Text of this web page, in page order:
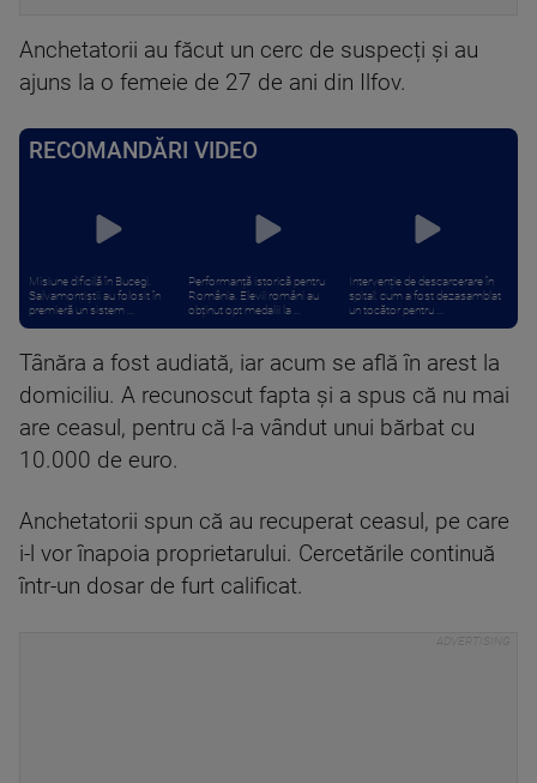
Anchetatorii au făcut un cerc de suspecți și au
ajuns la o femeie de 27 de ani din Ilfov.
RECOMANDĂRI VIDEO
Misiune dificilă în Bucegi.
Salvamontiștii au folosit în
premieră un sistem ...
Performanță istorică pentru
România. Elevii români au
obținut opt medalii la ...
Intervenție de descarcerare în
spital: cum a fost dezasamblat
un tocător pentru ...
Tânăra a fost audiată, iar acum se află în arest la
domiciliu. A recunoscut fapta și a spus că nu mai
are ceasul, pentru că l-a vândut unui bărbat cu
10.000 de euro.
Anchetatorii spun că au recuperat ceasul, pe care
i-l vor înapoia proprietarului. Cercetările continuă
într-un dosar de furt calificat.